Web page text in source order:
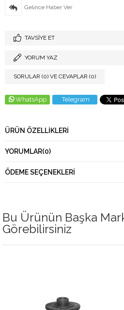
Gelince Haber Ver
TAVSIYE ET
YORUM YAZ
SORULAR (0) VE CEVAPLAR (0)
WhatsApp Telegram
ÜRÜN ÖZELLIKLERI
YORUMLAR(0)
ÖDEME SEÇENEKLERI
Bu Ürünün Başka
Görebilirsiniz